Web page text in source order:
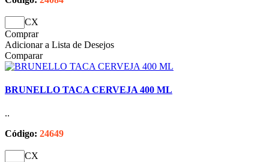
CX
Comprar
Adicionar a Lista de Desejos
Comparar
BRUNELLO TACA CERVEJA 400 ML
..
Código: 24649
CX